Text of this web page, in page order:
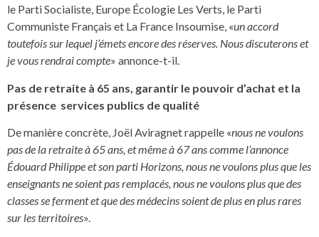
le Parti Socialiste, Europe Écologie Les Verts, le Parti
Communiste Français et La France Insoumise, «un accord
toutefois sur lequel j’émets encore des réserves. Nous discuterons et
je vous rendrai compte» annonce-t-il.
Pas de retraite à 65 ans, garantir le pouvoir d’achat et la
présence services publics de qualité
De manière concrète, Joël Aviragnet rappelle «nous ne voulons
pas de la retraite à 65 ans, et même à 67 ans comme l’annonce
Édouard Philippe et son parti Horizons, nous ne voulons plus que les
enseignants ne soient pas remplacés, nous ne voulons plus que des
classes se ferment et que des médecins soient de plus en plus rares
sur les territoires».